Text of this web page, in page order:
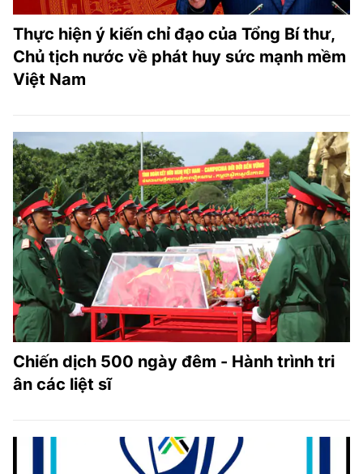
Thực hiện ý kiến chỉ đạo của Tổng Bí thư,
Chủ tịch nước về phát huy sức mạnh mềm
Việt Nam
Chiến dịch 500 ngày đêm - Hành trình tri
ân các liệt sĩ